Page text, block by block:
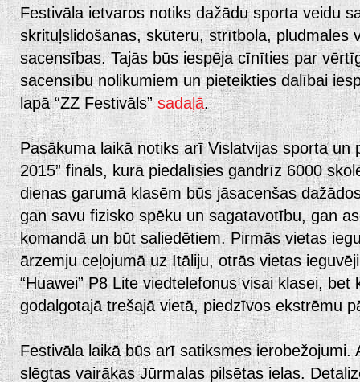
Festivāla ietvaros notiks dažādu sporta veidu
skrituļslidošanas, skūteru, strītbola, pludmales
sacensības. Tajās būs iespēja cīnīties par
sacensību nolikumiem un pieteikties dalībai
lapā “ZZ Festivāls”sadaļā.
Pasākuma laikā notiks arī Vislatvijas sporta un
2015” fināls, kurā piedalīsies gandrīz 6000
dienas garumā klasēm būs jāsacenšas
gan savu fizisko spēku un sagatavotību, gan
komandā un būt saliedētiem. Pirmās vietas
ārzemju ceļojumā uz Itāliju, otrās vietas
“Huawei” P8 Lite viedtelefonus visai klasei,
godalgotajā trešajā vietā, piedzīvos ekstrēmu
Festivāla laikā būs arī satiksmes
slēgtas vairākas Jūrmalas pilsētas ielas.